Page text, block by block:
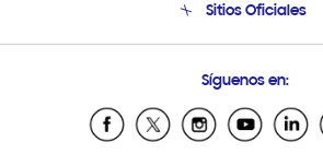
Soporte vía eMail
Sitios Oficiales
Samsung Ecuador
Samsung El Salvador
Síguenos en: